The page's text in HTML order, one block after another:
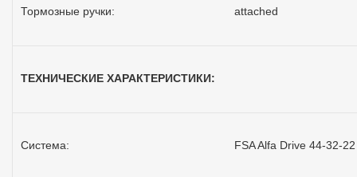
Тормозные ручки: attached
ТЕХНИЧЕСКИЕ ХАРАКТЕРИСТИКИ:
Система: FSA Alfa Drive 44-32-22